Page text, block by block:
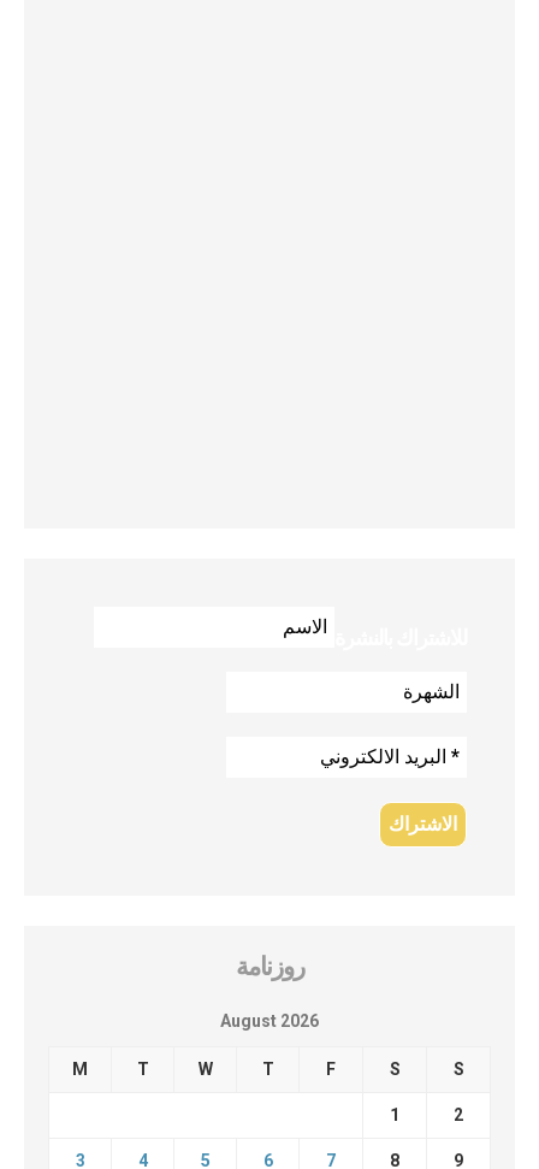
روزنامة
August 2026
M T W T F S S
1 2
3 4 5 6 7 8 9